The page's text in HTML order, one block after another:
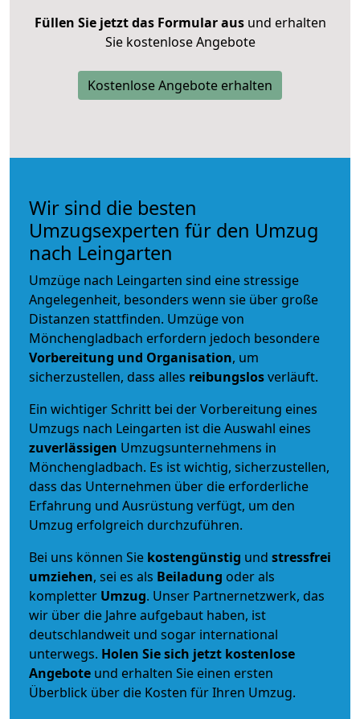
Füllen Sie jetzt das Formular ausund erhalten
Sie kostenlose Angebote
Kostenlose Angebote erhalten
Wir sind die besten
Umzugsexperten für den Umzug
nach Leingarten
Umzüge nach Leingarten sind eine stressige
Angelegenheit, besonders wenn sie über große
Distanzen stattfinden. Umzüge von
Mönchengladbach erfordern jedoch besondere
Vorbereitung und Organisation, um
sicherzustellen, dass alles reibungslosverläuft.
Ein wichtiger Schritt bei der Vorbereitung eines
Umzugs nach Leingarten ist die Auswahl eines
zuverlässigen Umzugsunternehmens in
Mönchengladbach. Es ist wichtig, sicherzustellen,
dass das Unternehmen über die erforderliche
Erfahrung und Ausrüstung verfügt, um den
Umzug erfolgreich durchzuführen.
Bei uns können Sie kostengünstig und stressfrei
umziehen, sei es als Beiladung oder als
kompletter Umzug. Unser Partnernetzwerk, das
wir über die Jahre aufgebaut haben, ist
deutschlandweit und sogar international
unterwegs. Holen Sie sich jetzt kostenlose
Angebote und erhalten Sie einen ersten
Überblick über die Kosten für Ihren Umzug.